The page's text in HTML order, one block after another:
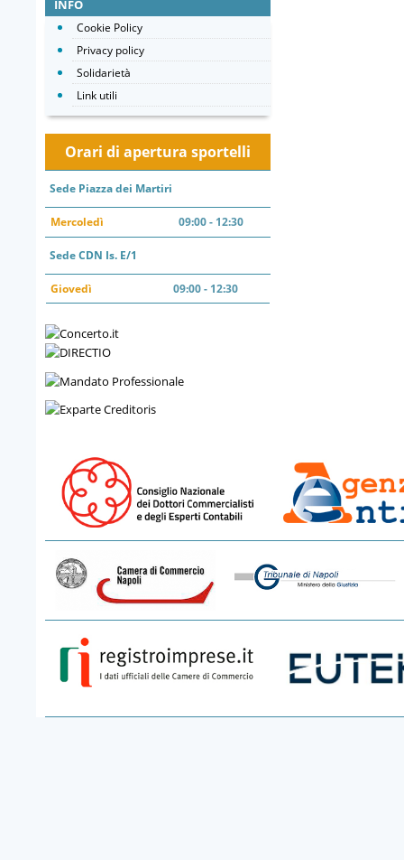
INFO
Cookie Policy
Privacy policy
Solidarietà
Link utili
Orari di apertura sportelli
Sede Piazza dei Martiri
Mercoledì 09:00 - 12:30
Sede CDN Is. E/1
Giovedì 09:00 - 12:30